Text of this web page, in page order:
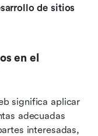
de sitios
en el
significa aplicar
adecuadas
interesadas,